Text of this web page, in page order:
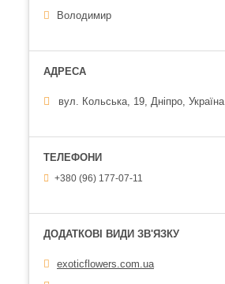
Володимир
вул. Кольська, 19, Дніпро, Україна
+380 (96) 177-07-11
exoticflowers.com.ua